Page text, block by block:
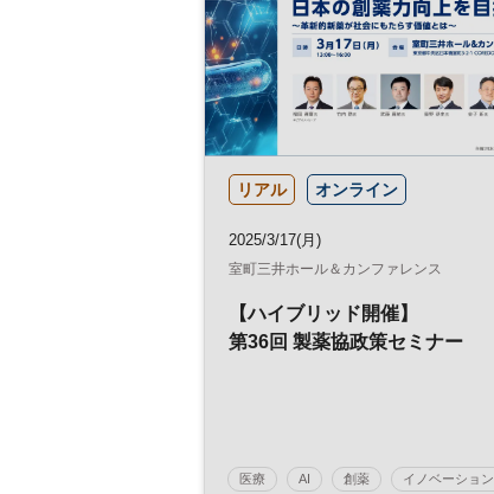
リアル オンライン
2025/3/17(月)
室町三井ホール＆カンファレンス
【ハイブリッド開催】
第36回 製薬協政策セミナー
医療 AI 創薬 イノベーション